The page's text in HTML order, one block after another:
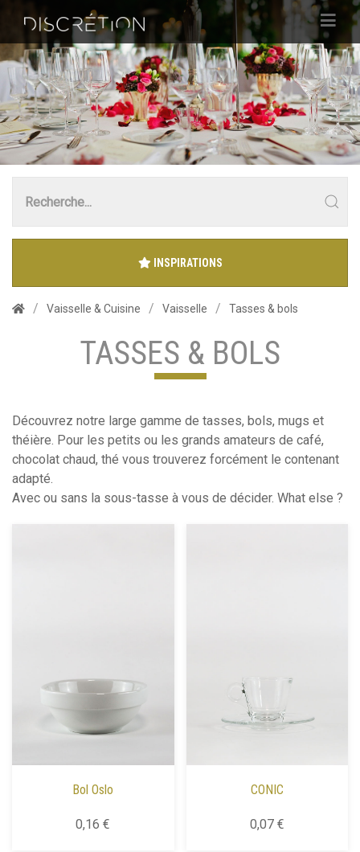
INSPIRATIONS
Vaisselle & Cuisine Vaisselle Tasses & bols
TASSES & BOLS
Découvrez notre large gamme de tasses, bols, mugs et
théière. Pour les petits ou les grands amateurs de café,
chocolat chaud, thé vous trouverez forcément le contenant
adapté.
Avec ou sans la sous-tasse à vous de décider. What else ?
Bol Oslo
0,16 €
CONIC
0,07 €